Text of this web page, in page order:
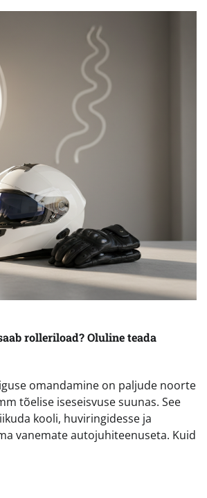
rolleriload? Oluline teada
omandamine on paljude noorte
tõelise iseseisvuse suunas. See
kooli, huviringidesse ja
vanemate autojuhiteenuseta. Kuid